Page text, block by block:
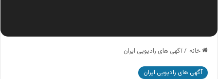
خانه /آگهی های رادیویی ایران
آگهی های رادیویی ایران